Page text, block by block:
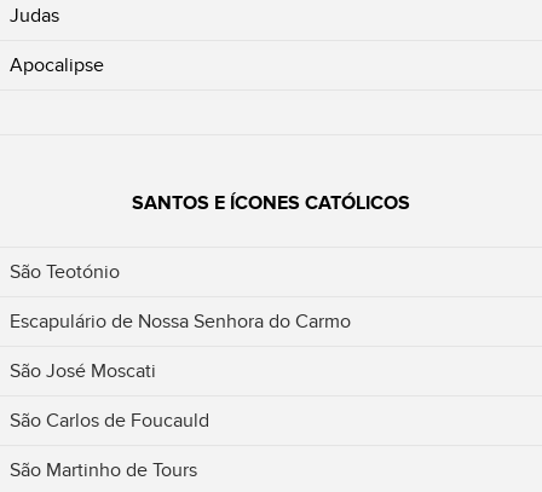
Judas
Apocalipse
SANTOS E ÍCONES CATÓLICOS
São Teotónio
Escapulário de Nossa Senhora do Carmo
São José Moscati
São Carlos de Foucauld
São Martinho de Tours